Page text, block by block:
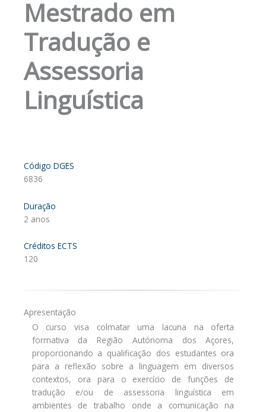
Mestrado em
Tradução e
Assessoria
Linguística
Código DGES
6836
Duração
2 anos
Créditos ECTS
120
Apresentação
O curso visa colmatar uma lacuna na oferta
formativa da Região Autónoma dos Açores,
proporcionando a qualificação dos estudantes ora
para a reflexão sobre a linguagem em diversos
contextos, ora para o exercício de funções de
tradução e/ou de assessoria linguística em
ambientes de trabalho onde a comunicação na